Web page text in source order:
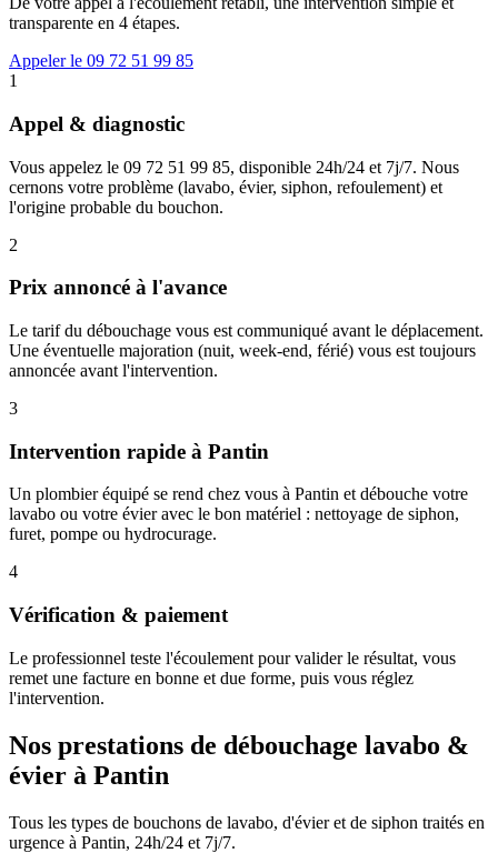
transparente en 4 étapes.
Appeler le 09 72 51 99 85
1
Appel & diagnostic
Vous appelez le 09 72 51 99 85, disponible 24h/24 et 7j/7. Nous
cernons votre problème (lavabo, évier, siphon, refoulement) et
l'origine probable du bouchon.
2
Prix annoncé à l'avance
Le tarif du débouchage vous est communiqué avant le déplacement.
Une éventuelle majoration (nuit, week-end, férié) vous est toujours
annoncée avant l'intervention.
3
Intervention rapide à Pantin
Un plombier équipé se rend chez vous à Pantin et débouche votre
lavabo ou votre évier avec le bon matériel : nettoyage de siphon,
furet, pompe ou hydrocurage.
4
Vérification & paiement
Le professionnel teste l'écoulement pour valider le résultat, vous
remet une facture en bonne et due forme, puis vous réglez
l'intervention.
Nos prestations de débouchage lavabo &
évier à Pantin
Tous les types de bouchons de lavabo, d'évier et de siphon traités en
urgence à Pantin, 24h/24 et 7j/7.